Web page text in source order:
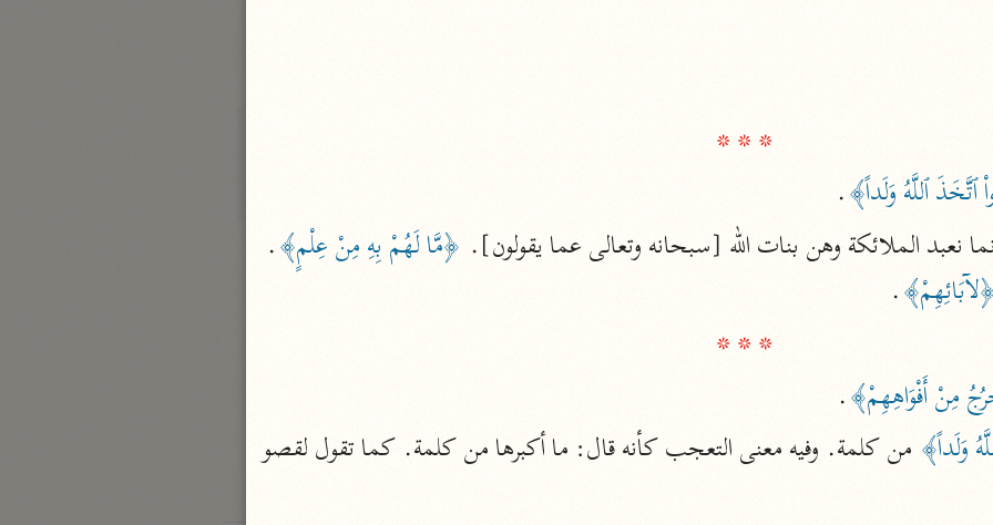
تفسير مقاتل بن سليمان
* * *
ٱتَّخَذَ ٱللَّهُ وَلَداً﴾.
نعبد الملائكة وهن بنات الله [سبحانه وتعالى عما يقولون]. ﴿مَّا لَهُمْ بِهِ مِنْ عِلْمٍ﴾
.
* * *
مِنْ أَفْوَاهِهِمْ﴾.
وَلَداً﴾
من كلمة. وفيه معنى التعجب كأنه قال: ما أكبرها من كلمة. كما تقول لقصو